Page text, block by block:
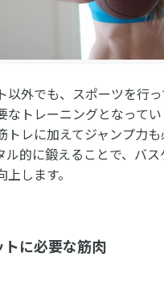
以外でも、スポーツを行
なトレーニングとなって
トレに加えてジャンプ力
ル的に鍛えることで、バ
します。
トに必要な筋肉